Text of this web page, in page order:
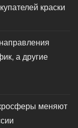
краски
а другие
меняют